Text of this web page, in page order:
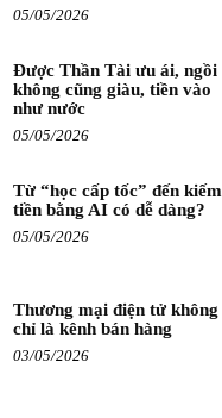
05/05/2026
Được Thần Tài ưu ái, ngồi
không cũng giàu, tiền vào
như nước
05/05/2026
Từ “học cấp tốc” đến kiếm
tiền bằng AI có dễ dàng?
05/05/2026
Thương mại điện tử không
chỉ là kênh bán hàng
03/05/2026